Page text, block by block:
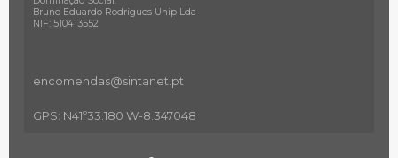
Bruno Eduardo Rodrigues Unip Lda
NIF: 510413552
encomendas@sintanet .pt
GPS: N41º33.180 W-8.347048